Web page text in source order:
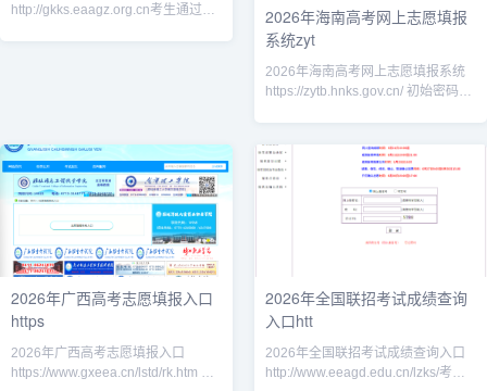
http://gkks.eaagz.org.cn考生通过贵
2026年海南高考网上志愿填报
系统zyt
2026年海南高考网上志愿填报系统
https://zytb.hnks.gov.cn/ 初始密码一
2026年广西高考志愿填报入口
https
2026年广西高考志愿填报入口
https://www.gxeea.cn/lstd/rk.htm 本
2026年全国联招考试成绩查询
入口htt
2026年全国联招考试成绩查询入口
http://www.eeagd.edu.cn/lzks/考试